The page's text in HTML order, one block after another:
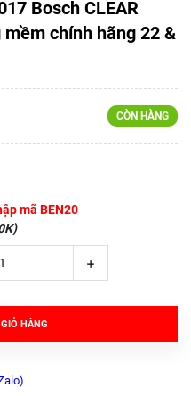
Bosch CLEAR
mềm chính hãng 22 &
CÒN HÀNG
mã BEN20
HÀNG